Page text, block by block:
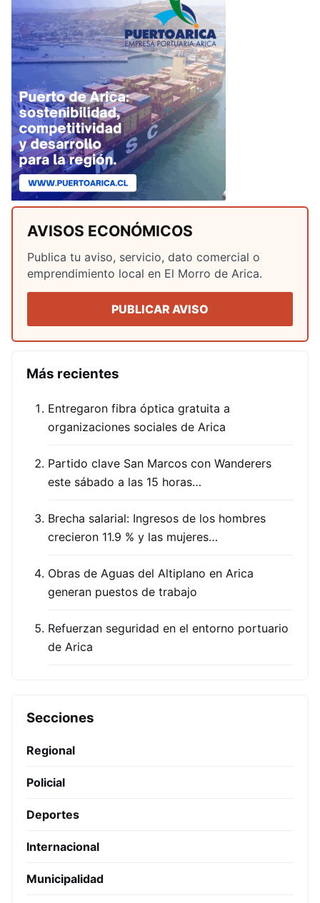
AVISOS ECONÓMICOS
Publica tu aviso, servicio, dato comercial o
emprendimiento local en El Morro de Arica.
PUBLICAR AVISO
Más recientes
Entregaron fibra óptica gratuita a
organizaciones sociales de Arica
Partido clave San Marcos con Wanderers
este sábado a las 15 horas…
Brecha salarial: Ingresos de los hombres
crecieron 11.9 % y las mujeres…
Obras de Aguas del Altiplano en Arica
generan puestos de trabajo
Refuerzan seguridad en el entorno portuario
de Arica
Secciones
Regional
Policial
Deportes
Internacional
Municipalidad